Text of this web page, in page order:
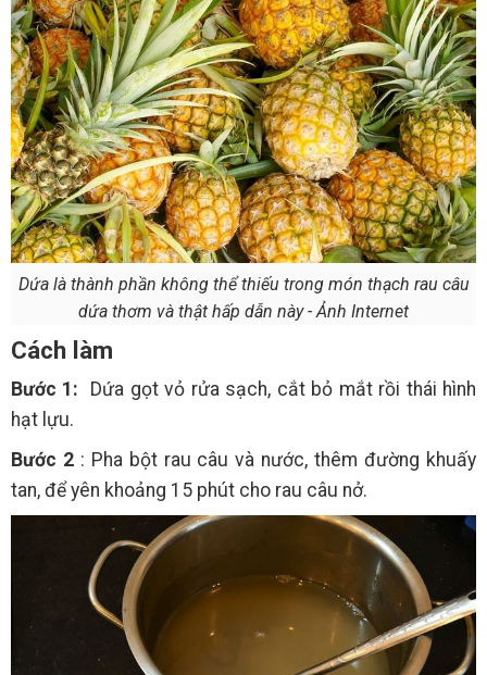
Dứa là thành phần không thể thiếu trong món thạch rau câu
dứa thơm và thật hấp dẫn này - Ảnh Internet
Cách làm
Bước 1:
Dứa gọt vỏ rửa sạch, cắt bỏ mắt rồi thái hình
hạt lựu.
Bước 2: Pha bột rau câu và nước, thêm đường khuấy
tan, để yên khoảng 15 phút cho rau câu nở.